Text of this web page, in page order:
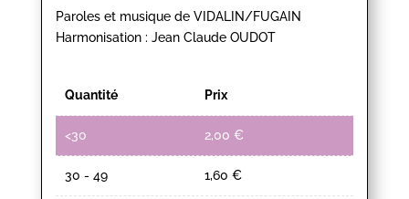
Paroles et musique de VIDALIN/FUGAIN
Harmonisation : Jean Claude OUDOT
Quantité Prix
<30 2,00 €
30 - 49 1,60 €